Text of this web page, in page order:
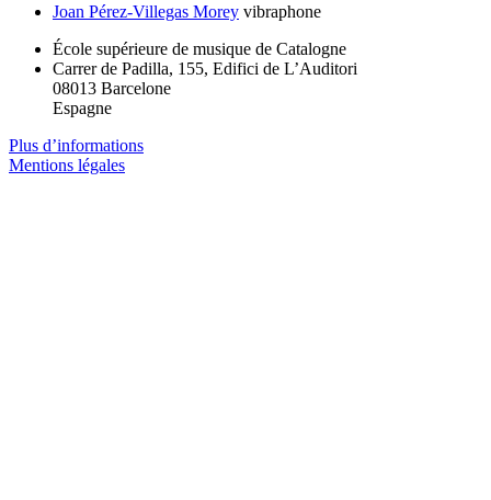
Joan Pérez-Villegas Morey vibraphone
École supérieure de musique de Catalogne
Carrer de Padilla, 155, Edifici de L’Auditori
08013 Barcelone
Espagne
Plus d’informations
Mentions légales